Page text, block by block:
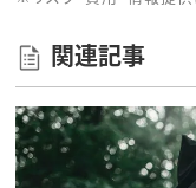
関連記事